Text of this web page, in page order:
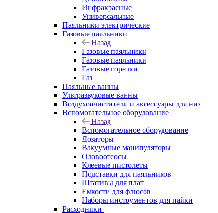
Инфракрасные
Универсальные
Паяльники электрические
Газовые паяльники
Назад
Газовые паяльники
Газовые паяльники
Газовые горелки
Газ
Паяльные ванны
Ультразвуковые ванны
Воздухоочистители и аксессуары для них
Вспомогательное оборудование
Назад
Вспомогательное оборудование
Дозаторы
Вакуумные манипуляторы
Оловоотсосы
Клеевые пистолеты
Подставки для паяльников
Штативы для плат
Емкости для флюсов
Наборы инструментов для пайки
Расходники